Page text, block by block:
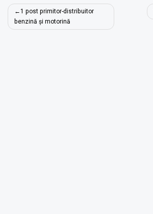
Navigare
în
1 post primitor-distribuitor
benzină şi motorină